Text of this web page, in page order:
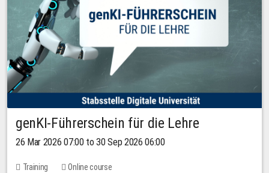
genKI-Führerschein für die Lehre
26 Mar 2026 07:00 to 30 Sep 2026 06:00
Training Online course